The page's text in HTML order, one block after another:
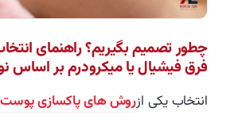
چطور تصمیم بگیریم؟ راهنمای
فرق فیشیال یا میکرودرم بر اساس
انتخاب یکی ازروش های پاکسازی